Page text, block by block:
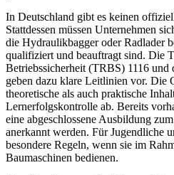
In Deutschland gibt es keinen
Stattdessen müssen Unternehmen
die Hydraulikbagger oder Radlader
qualifiziert und beauftragt sind. Die
Betriebssicherheit (TRBS) 1116
geben dazu klare Leitlinien vor. Die
theoretische als auch praktische
Lernerfolgskontrolle ab. Bereits
eine abgeschlossene Ausbildung
anerkannt werden. Für Jugendliche
besondere Regeln, wenn sie im
Baumaschinen bedienen.